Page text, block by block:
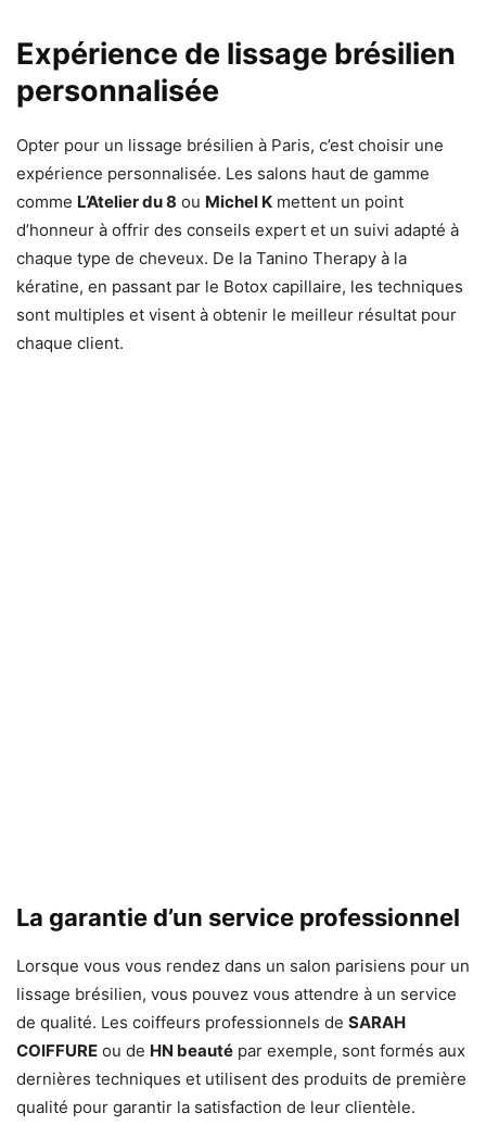
Expérience de lissage brésilien
personnalisée
Opter pour un lissage brésilien à Paris, c’est choisir une
expérience personnalisée. Les salons haut de gamme
comme L’Atelier du 8 ou Michel K mettent un point
d’honneur à offrir des conseils expert et un suivi adapté à
chaque type de cheveux. De la Tanino Therapy à la
kératine, en passant par le Botox capillaire, les techniques
sont multiples et visent à obtenir le meilleur résultat pour
chaque client.
La garantie d’un service professionnel
Lorsque vous vous rendez dans un salon parisiens pour un
lissage brésilien, vous pouvez vous attendre à un service
de qualité. Les coiffeurs professionnels de SARAH
COIFFURE ou de HN beauté par exemple, sont formés aux
dernières techniques et utilisent des produits de première
qualité pour garantir la satisfaction de leur clientèle.